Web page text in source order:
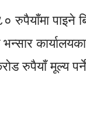
रुपैयाँमा पाइने
रुपैयाँ मूल्य